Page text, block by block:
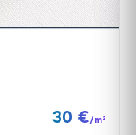
30 €/m²